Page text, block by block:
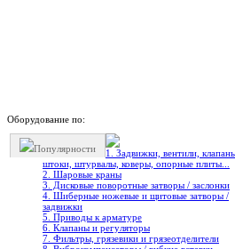
Оборудование по:
Популярности
1. Задвижки, вентили,
штоки, штурвалы, коверы, опорные плиты...
2. Шаровые краны
3. Дисковые поворотные затворы / заслонки
4. Шиберные ножевые и щитовые затворы /
задвижки
5. Приводы к арматуре
6. Клапаны и регуляторы
7. Фильтры, грязевики и грязеотделители